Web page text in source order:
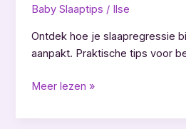
Baby Slaaptips / Ilse
Ontdek hoe je slaapregressie
aanpakt. Praktische tips voor
Wat
slaapregressie
Meer lezen »